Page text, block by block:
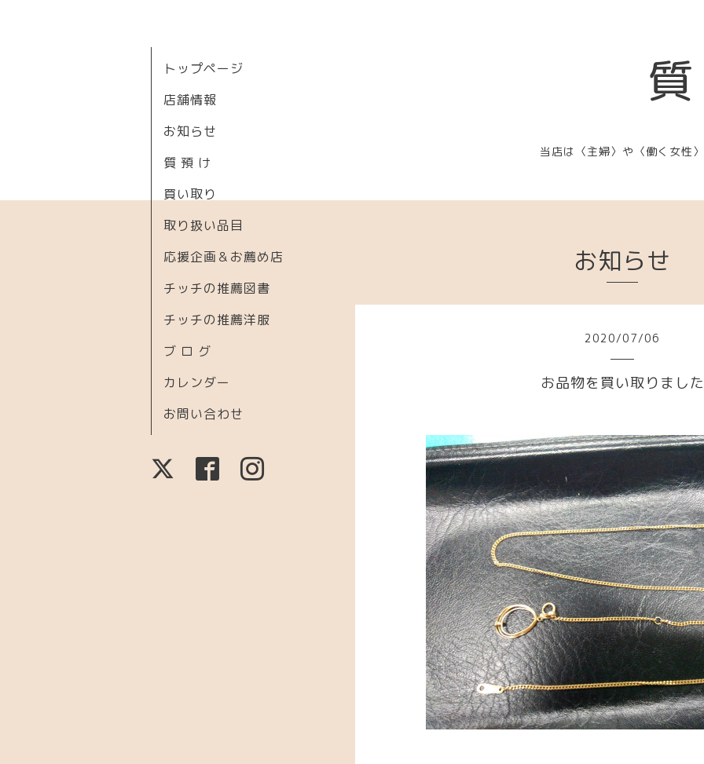
当店は〈主婦〉や〈働く女性
トップページ
店舗情報
お知らせ
質 預 け
買い取り
取り扱い品目
応援企画＆お薦め店
チッチの推薦図書
チッチの推薦洋服
ブ ロ グ
カレンダー
お問い合わせ
お知らせ
2020/07/06
お品物を買い取りました